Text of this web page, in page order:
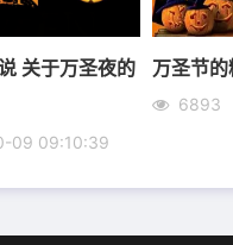
那就不怕打吊针。
关于万圣夜的
09 09:10:39
万圣节
6893